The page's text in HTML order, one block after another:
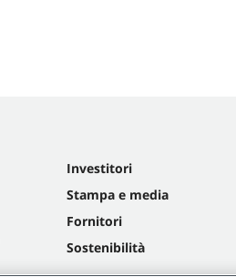
Investitori
Stampa e media
Fornitori
Sostenibilità